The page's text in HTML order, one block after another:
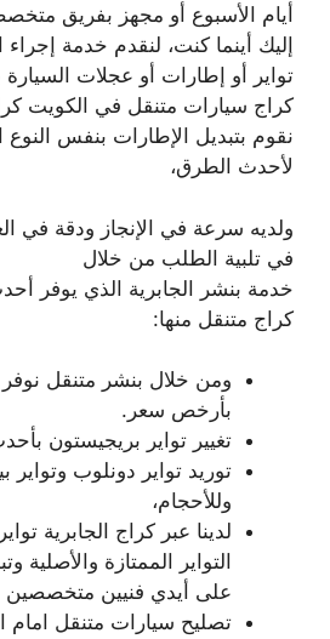
أيام الأسبوع أو مجهز بفريق
إليك أينما كنت، لنقدم خدمة
تواير أو إطارات أو عجلات
كراج سيارات متنقل في الكويت
نقوم بتبديل الإطارات بنفس
لأحدث الطرق،
ولديه سرعة في الإنجاز ودقة في
في تلبية الطلب من خلال
خدمة بنشر الجابرية الذي يوفر
كراج متنقل منها:
ومن خلال بنشر متنقل
بأرخص سعر.
تغيير تواير بريجيستون
توريد تواير دونلوب وتواير
وللأحجام،
لدينا عبر كراج الجابرية
التواير الممتازة والأصلية
على أيدي فنيين متخصصين
تصليح سيارات متنقل امام